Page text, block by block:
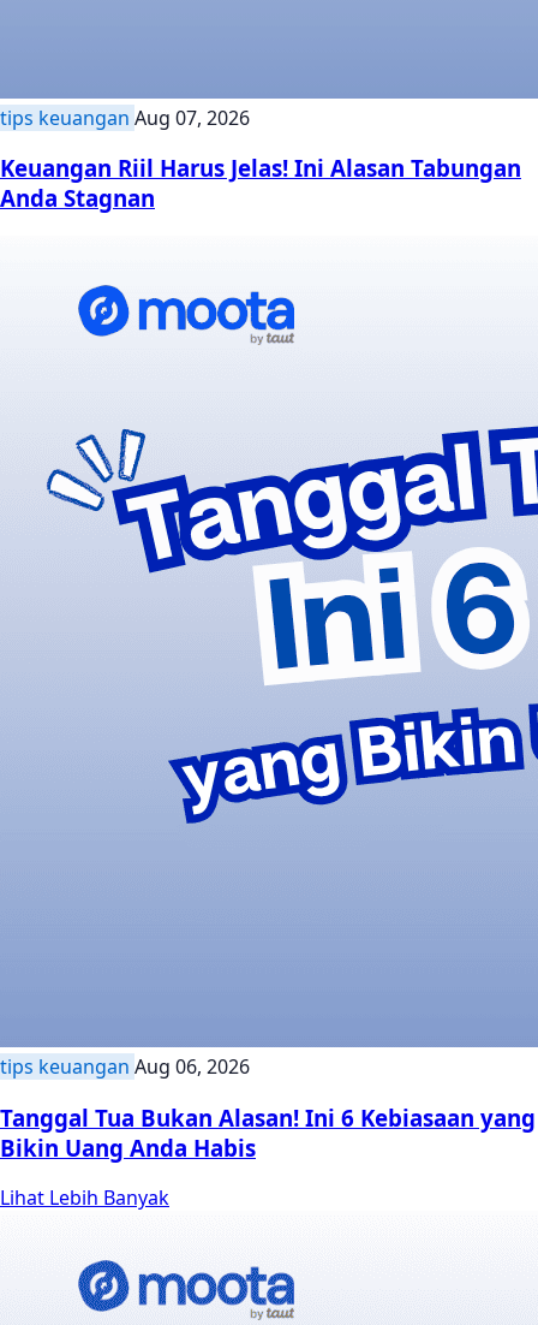
tips keuangan Aug 07, 2026
Keuangan Riil Harus Jelas! Ini Alasan Tabungan
Anda Stagnan
tips keuangan Aug 06, 2026
Tanggal Tua Bukan Alasan! Ini 6 Kebiasaan yang
Bikin Uang Anda Habis
Lihat Lebih Banyak